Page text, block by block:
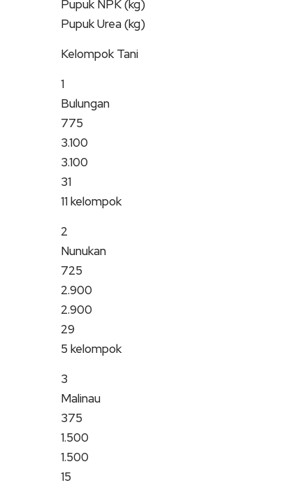
Pupuk NPK (kg)
Pupuk Urea (kg)
Kelompok Tani
1
Bulungan
775
3.100
3.100
31
11 kelompok
2
Nunukan
725
2.900
2.900
29
5 kelompok
3
Malinau
375
1.500
1.500
15